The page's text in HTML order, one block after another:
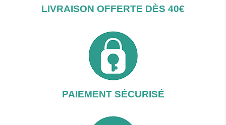
LIVRAISON OFFERTE DÈS 40€
PAIEMENT SÉCURISÉ